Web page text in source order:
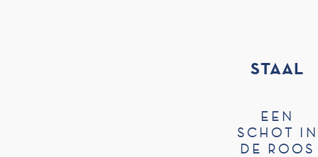
STAAL
EEN
SCHOT IN
DE ROOS